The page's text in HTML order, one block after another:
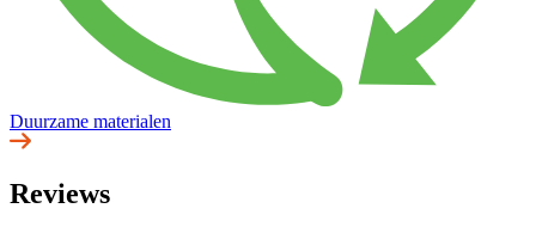
Duurzame materialen
Reviews